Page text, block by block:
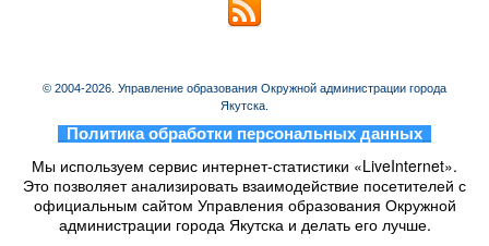
© 2004-2026. Управление образования Окружной администрации города
Якутска.
Политика обработки персональных данных
Мы используем сервис интернет-статистики «LiveInternet».
Это позволяет анализировать взаимодействие посетителей с
официальным сайтом Управления образования Окружной
администрации города Якутска и делать его лучше.